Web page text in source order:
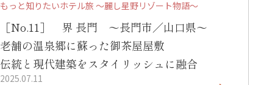
もっと知りたいホテル旅 ～麗し星野リゾート物語～
［No.11］ 界 長門 ～長門市／山口県～
老舗の温泉郷に蘇った御茶屋屋敷
伝統と現代建築をスタイリッシュに融合
2025.07.11